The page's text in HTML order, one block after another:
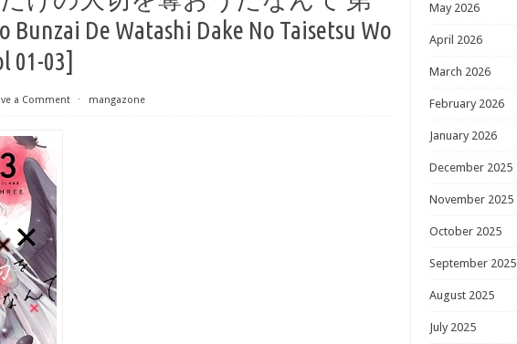
Bunzai De Watashi Dake No Taisetsu Wo
01-03]
a Comment ⋅ mangazone
May 2026
April 2026
March 2026
February 2026
January 2026
December 2025
November 2025
October 2025
September 2025
August 2025
July 2025